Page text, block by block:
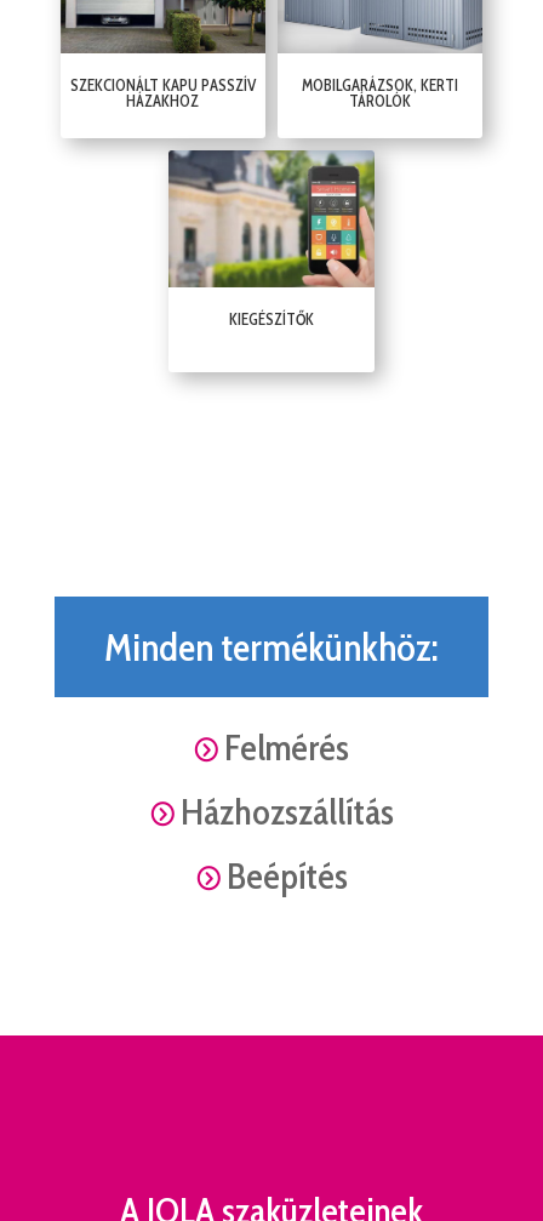
SZEKCIONÁLT KAPU PASSZÍV
HÁZAKHOZ
MOBILGARÁZSOK, KERTI
TÁROLÓK
KIEGÉSZÍTŐK
Minden termékünkhöz:
=Felmérés
=Házhozszállítás
=Beépítés
A JOLA szaküzleteinek